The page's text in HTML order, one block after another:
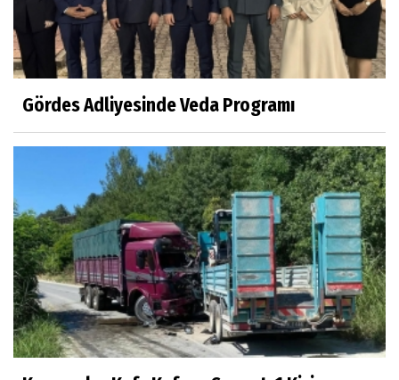
Gördes Adliyesinde Veda Programı